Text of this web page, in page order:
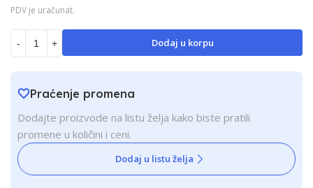
PDV je uračunat.
- + Dodaj u korpu
Praćenje promena
Dodajte proizvode na listu želja kako biste pratili
promene u količini i ceni.
Dodaj u listu želja